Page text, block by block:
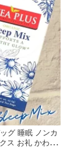
グ 睡眠 ノンカ
ス お礼 かわい
ィー 健康茶 健